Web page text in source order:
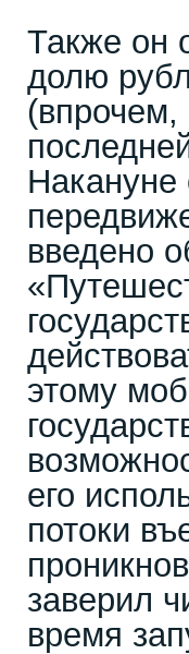
Также он
долю
(впрочем,
Накануне
введено
этому
его
потоки
заверил
время